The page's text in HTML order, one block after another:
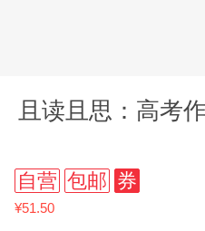
且读且思：高考
自营 包邮 券
¥51.50